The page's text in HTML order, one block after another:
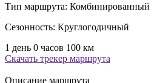
Тип маршрута: Комбинированный
Сезонность: Круглогодичный
1 день 0 часов 100 км
Скачать трекер маршрута
Описание маршрута